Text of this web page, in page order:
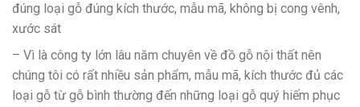
đúng loại gỗ đúng kích thước, mẫu mã, không bị cong vênh,
xước sát
– Vì là công ty lớn lâu năm chuyên về đồ gỗ nội thất nên
chúng tôi có rất nhiều sản phẩm, mẫu mã, kích thước đủ các
loại gỗ từ gỗ bình thường đến những loại gỗ quý hiếm phục